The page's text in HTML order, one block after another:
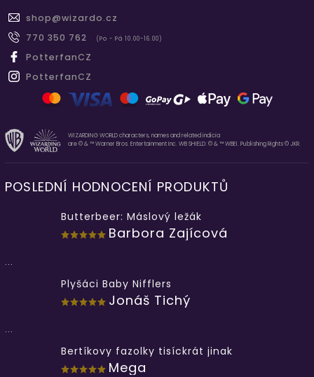
shop@wizardo.cz
770 350 762
(Po - Pá 10.00-16.00)
PotterfanCZ
PotterfanCZ
WIZARDING WORLD characters, names and related indicia
are © & ™ Warner Bros. Entertainment Inc. WB SHIELD: © & ™ WBEI. Publishing Rights © JKR.
POSLEDNÍ HODNOCENÍ PRODUKTŮ
Butterbeer: Máslový ležák
Barbora Zajícová
...
Plyšáci Baby Nifflers
Jonáš Tichý
...
Bertíkovy fazolky tisíckrát jinak
Mega